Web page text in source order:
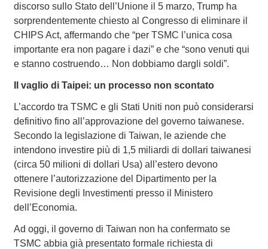
discorso sullo Stato dell’Unione il 5 marzo, Trump ha
sorprendentemente chiesto al Congresso di eliminare il
CHIPS Act, affermando che “per TSMC l’unica cosa
importante era non pagare i dazi” e che “sono venuti qui
e stanno costruendo… Non dobbiamo dargli soldi”.
Il vaglio di Taipei: un processo non scontato
L’accordo tra TSMC e gli Stati Uniti non può considerarsi
definitivo fino all’approvazione del governo taiwanese.
Secondo la legislazione di Taiwan, le aziende che
intendono investire più di 1,5 miliardi di dollari taiwanesi
(circa 50 milioni di dollari Usa) all’estero devono
ottenere l’autorizzazione del Dipartimento per la
Revisione degli Investimenti presso il Ministero
dell’Economia.
Ad oggi, il governo di Taiwan non ha confermato se
TSMC abbia già presentato formale richiesta di